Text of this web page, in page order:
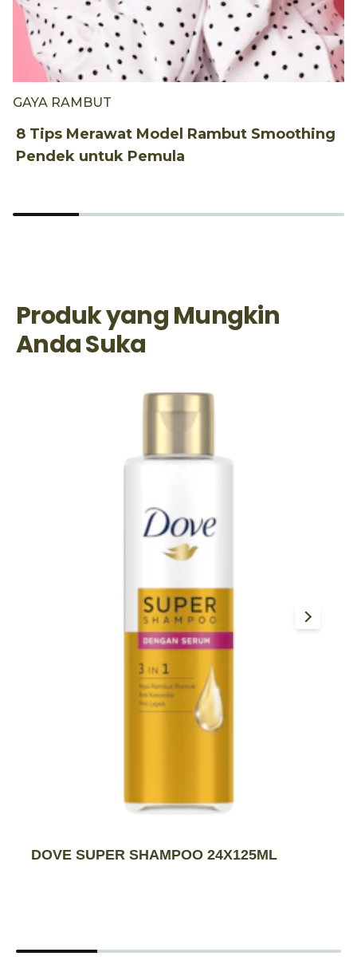
GAYA RAMBUT
8 Tips Merawat Model Rambut Smoothing
Pendek untuk Pemula
Produk yang Mungkin
Anda Suka
DOVE SUPER SHAMPOO 24X125ML